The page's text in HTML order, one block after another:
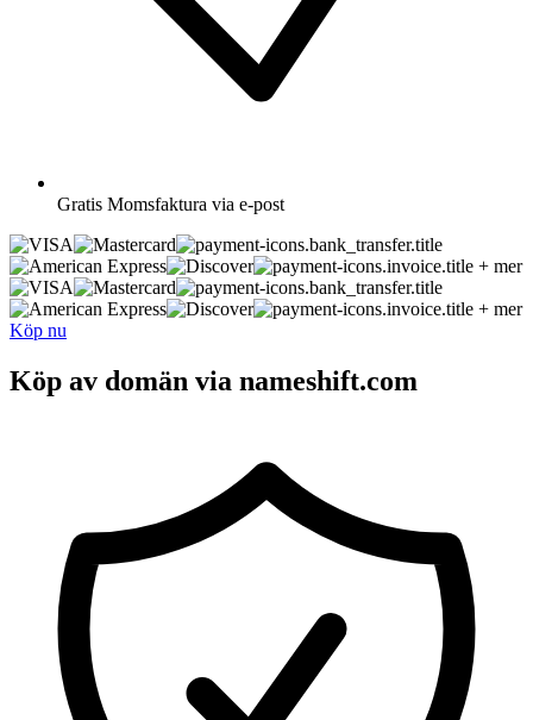
Gratis Momsfaktura via e-post
+ mer
+ mer
Köp nu
Köp av domän via nameshift.com